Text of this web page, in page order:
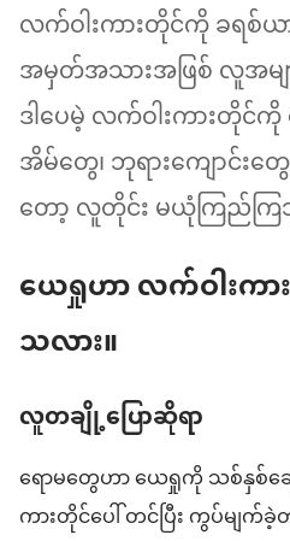
လက်ဝါးကားတိုင်ကို ခရစ်
အမှတ်အသားအဖြစ် လူအမ
ဒါပေမဲ့ လက်ဝါးကားတိုင်
အိမ်တွေ၊ ဘုရားကျောင်
တော့ လူတိုင်း မယုံကြည်ကြ
ယေရှုဟာ လက်ဝါးကာ
သလား။
လူတချို့ပြောဆိုရာ
ရောမတွေဟာ ယေရှုကို သစ်နှစ်ခ
ကားတိုင်ပေါ် တင်ပြီး ကွပ်မျက်